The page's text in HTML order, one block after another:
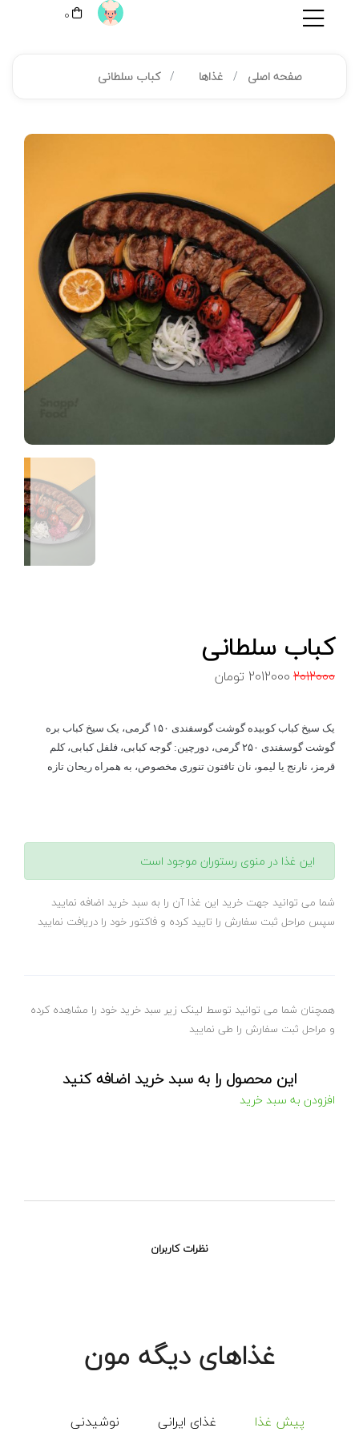
0
صفحه اصلی غذاها کباب سلطانی
کباب سلطانی
2012000
2012000 تومان
یک سیخ کباب کوبیده گوشت گوسفندی ۱۵۰ گرمی، یک سیخ کباب بره
گوشت گوسفندی ۲۵۰ گرمی، دورچین: گوجه کبابی، فلفل کبابی، کلم
قرمز، نارنج یا لیمو، نان تافتون تنوری مخصوص، به همراه ریحان تازه
این غذا در منوی رستوران موجود است
شما می توانید جهت خرید این غذا آن را به سبد خرید اضافه نمایید
سپس مراحل ثبت سفارش را تایید کرده و فاکتور خود را دریافت نمایید
همچنان شما می توانید توسط لینک زیر سبد خرید خود را مشاهده کرده
و مراحل ثبت سفارش را طی نمایید
این محصول را به سبد خرید اضافه کنید
افزودن به سبد خرید
نظرات کاربران
غذاهای دیگه مون
پیش غذا غذای ایرانی نوشیدنی